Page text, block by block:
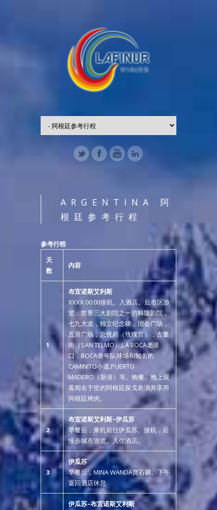
ARGENTINA 阿
根廷参考行程
参考行程
天
数
内容
1
布宜诺斯艾利斯
XXXX 00:00接机。入酒店。后市区游
览：世界三大剧院之一的科隆剧院，
七九大道，独立纪念碑，国会广场，
五月广场，总统府（玫瑰宫），古董
街（SAN TELMO）,LA BOCA老港
口，BOCA青年队球场和知名的
CAMINITO小道,PUERTO
MADERO（新港）等。晚餐。晚上观
看闻名于世的阿根廷探戈表演并享用
阿根廷烤肉。
2
布宜诺斯艾利斯–伊瓜苏
早餐后，乘机前往伊瓜苏。接机，后
慢步城市游览。入住酒店。
3
伊瓜苏
早餐后，MINA WANDA寶石礦。下午
返回酒店休息
伊瓜苏–布宜诺斯艾利斯